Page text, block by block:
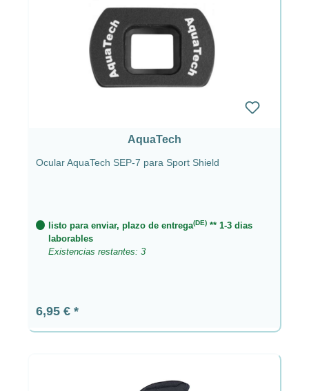
AquaTech
Ocular AquaTech SEP-7 para Sport Shield
listo para enviar, plazo de entrega(DE)** 1-3 dias
laborables
Existencias restantes: 3
Precio normal:
6,95 €